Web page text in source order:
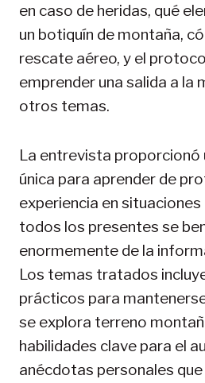
en caso de heridas, qué
un botiquín de montaña,
rescate aéreo, y el
emprender una salida a la
otros temas.
La entrevista proporcionó
única para aprender de
experiencia en
todos los presentes se
enormemente de la
Los temas tratados
prácticos para
se explora terreno
habilidades clave para el
anécdotas personales